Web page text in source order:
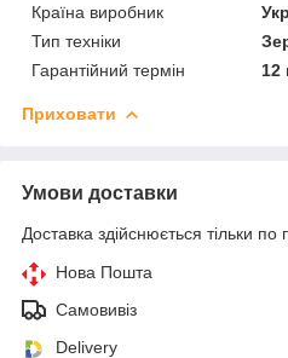
Країна виробник
Тип техніки
Гарантійний термін
12
Приховати
Умови доставки
Доставка здійснюється тільки по
Нова Пошта
Самовивіз
Delivery